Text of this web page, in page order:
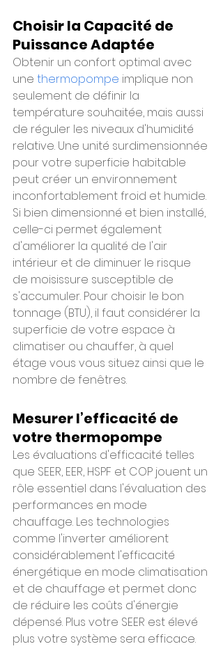
Choisir la Capacité de
Puissance Adaptée
Obtenir un confort optimal avec
une thermopompe implique non
seulement de définir la
température souhaitée, mais aussi
de réguler les niveaux d'humidité
relative. Une unité surdimensionnée
pour votre superficie habitable
peut créer un environnement
inconfortablement froid et humide.
Si bien dimensionné et bien installé,
celle-ci permet également
d'améliorer la qualité de l'air
intérieur et de diminuer le risque
de moisissure susceptible de
s'accumuler. Pour choisir le bon
tonnage (BTU), il faut considérer la
superficie de votre espace à
climatiser ou chauffer, à quel
étage vous vous situez ainsi que le
nombre de fenêtres.
Mesurer l’efficacité de
votre thermopompe
Les évaluations d'efficacité telles
que SEER, EER, HSPF et COP jouent un
rôle essentiel dans l'évaluation des
performances en mode
chauffage. Les technologies
comme l'inverter améliorent
considérablement l'efficacité
énergétique en mode climatisation
et de chauffage et permet donc
de réduire les coûts d'énergie
dépensé. Plus votre SEER est élevé
plus votre système sera efficace.